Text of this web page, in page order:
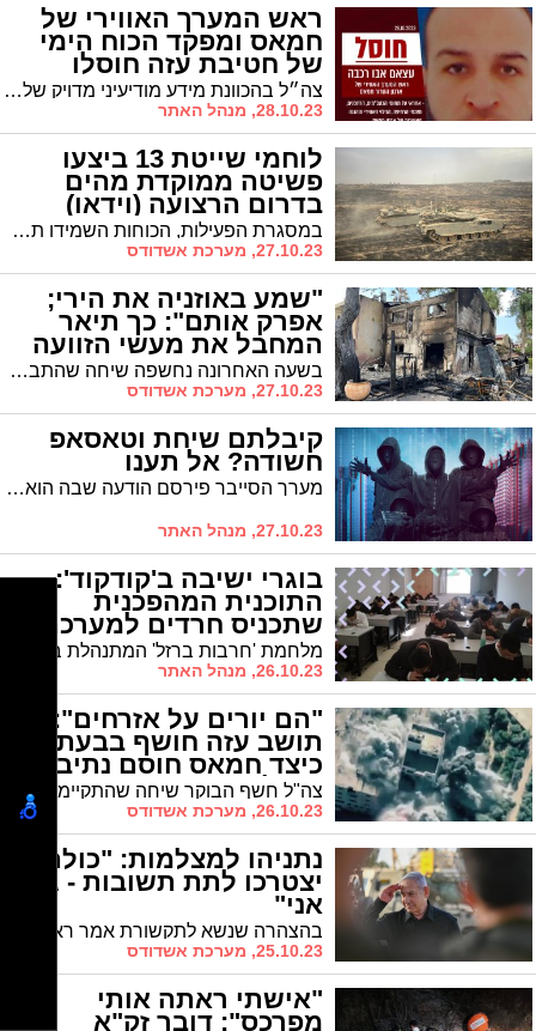
ראש המערך האווירי של
חמאס ומפקד הכוח הימי
של חטיבת עזה חוסלו
(וידאו) צה״ל בהכוונת מידע מודיעיני מדויק של חיל האוויר, אמ"ן ושב"כ, חיסלו את ראש המערך האווירי של ארגון הטרור חמאס ואת מפקד הכוח הימי של חטיבת עזה באמצעות מטוסי קרב
28.10.23, מנהל האתר
לוחמי שייטת 13 ביצעו
פשיטה ממוקדת מהים
בדרום הרצועה (וידאו)
במסגרת הפעילות, הכוחות השמידו תשתיות טרור של חמאס ופעלו במתחם המשמש את כוחות הקומנדו הימי של הארגון.
27.10.23, מערכת אשדודס
"שמע באוזניה את הירי;
אפרק אותם": כך תיאר
המחבל את מעשי הזוועה
שביצע (וידאו) בשעה האחרונה נחשפה שיחה שהתבצעה במהלך הטבח בין מחבל מיחידת נוחבה, הכוח המיוחד של החמאס, לבין מפקדו ברצועת עזה, בה הוא מתאר את מעשי הזוועה שביצע בעוטף עזה.
27.10.23, מערכת אשדודס
קיבלתם שיחת וטאסאפ
חשודה? אל תענו
מערך הסייבר פירסם הודעה שבה הוא מזהיר מפני שיחות חשודות וקורא לא להשיב להן
27.10.23, מנהל האתר
בוגרי ישיבה ב'קודקוד':
התוכנית המהפכנית
שתכניס חרדים למערכה
26.10.23, מנהל האתר
"הם יורים על אזרחים":
תושב עזה חושף בבעתה
כיצד חמאס חוסם נתיבי
הימלטות
26.10.23, מערכת אשדודס
נתניהו למצלמות: "כולם
יצטרכו לתת תשובות - גם
אני"
25.10.23, מערכת אשדודס
"אישתי ראתה אותי
מפרכס": דובר זק"א